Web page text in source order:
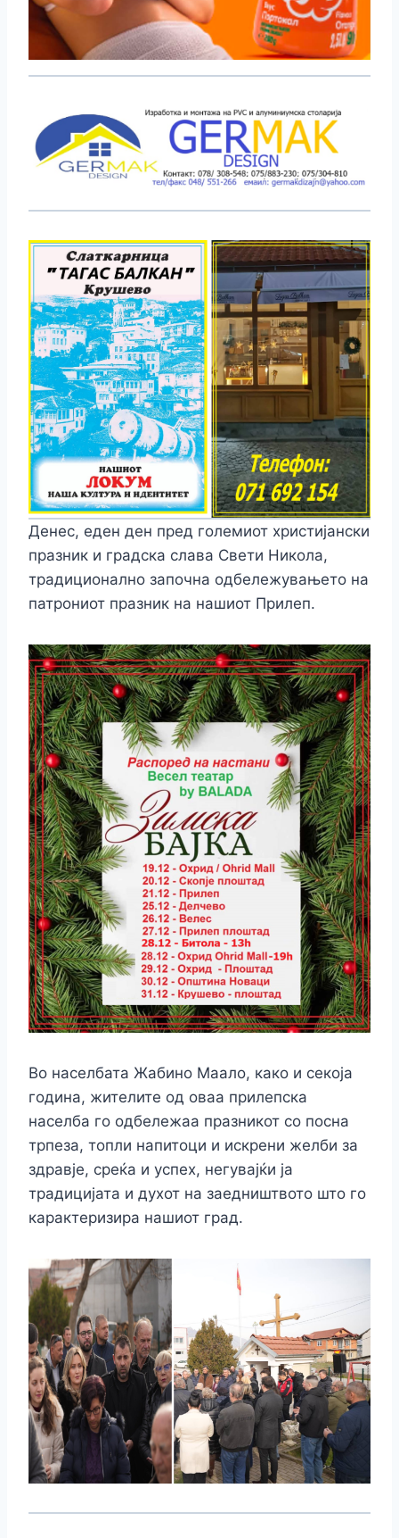
Денес, еден ден пред големиот христијански
празник и градска слава Свети Никола,
традиционално започна одбележувањето на
патрониот празник на нашиот Прилеп.
Во населбата Жабино Маало, како и секоја
година, жителите од оваа прилепска
населба го одбележаа празникот со посна
трпеза, топли напитоци и искрени желби за
здравје, среќа и успех, негувајќи ја
традицијата и духот на заедништвото што го
карактеризира нашиот град.